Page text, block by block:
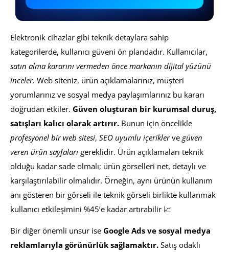
Elektronik cihazlar gibi teknik detaylara sahip
kategorilerde, kullanıcı güveni ön plandadır. Kullanıcılar,
satın alma kararını vermeden önce markanın dijital yüzünü
inceler. Web siteniz, ürün açıklamalarınız, müşteri
yorumlarınız ve sosyal medya paylaşımlarınız bu kararı
doğrudan etkiler. Güven oluşturan bir kurumsal duruş,
satışları kalıcı olarak artırır. Bunun için öncelikle
profesyonel bir web sitesi, SEO uyumlu içeriklerve güven
veren ürün sayfaları gereklidir. Ürün açıklamaları teknik
olduğu kadar sade olmalı; ürün görselleri net, detaylı ve
karşılaştırılabilir olmalıdır. Örneğin, aynı ürünün kullanım
anı gösteren bir görseli ile teknik görseli birlikte kullanmak
kullanıcı etkileşimini %45’e kadar artırabilir 📈
Bir diğer önemli unsur ise Google Ads ve sosyal medya
reklamlarıyla görünürlük sağlamaktır. Satış odaklı